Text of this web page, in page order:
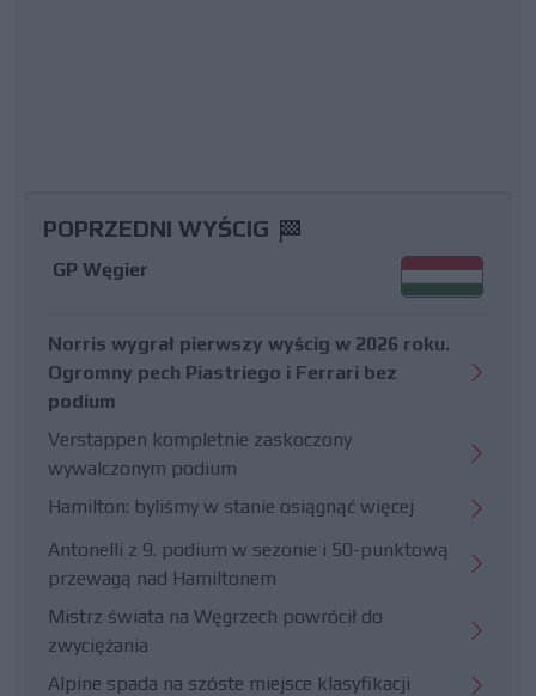
POPRZEDNI WYŚCIG
GP Węgier
Norris wygrał pierwszy wyścig w 2026 roku.
Ogromny pech Piastriego i Ferrari bez
podium
Verstappen kompletnie zaskoczony
wywalczonym podium
Hamilton: byliśmy w stanie osiągnąć więcej
Antonelli z 9. podium w sezonie i 50-punktową
przewagą nad Hamiltonem
Mistrz świata na Węgrzech powrócił do
zwyciężania
Alpine spada na szóste miejsce klasyfikacji